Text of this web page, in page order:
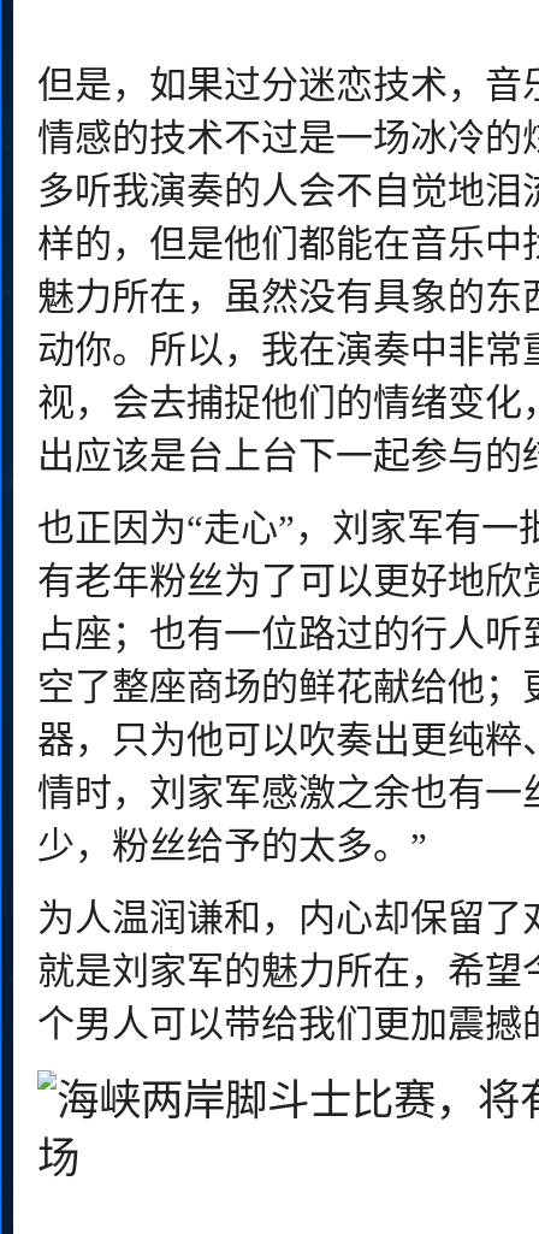
但是，如果过分迷恋技术，
情感的技术不过是一场冰冷
多听我演奏的人会不自觉地
样的，但是他们都能在音乐中
魅力所在，虽然没有具象的
动你。所以，我在演奏中非
视，会去捕捉他们的情绪变
出应该是台上台下一起参与的
也正因为“走心”，刘家军有一
有老年粉丝为了可以更好地
占座；也有一位路过的行人
空了整座商场的鲜花献给他
器，只为他可以吹奏出更纯
情时，刘家军感激之余也有
少，粉丝给予的太多。”
为人温润谦和，内心却保留
就是刘家军的魅力所在，希
个男人可以带给我们更加震撼